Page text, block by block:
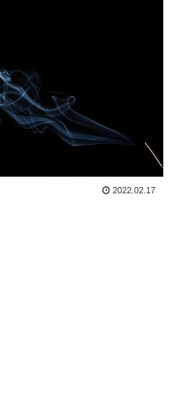
2022.02.17